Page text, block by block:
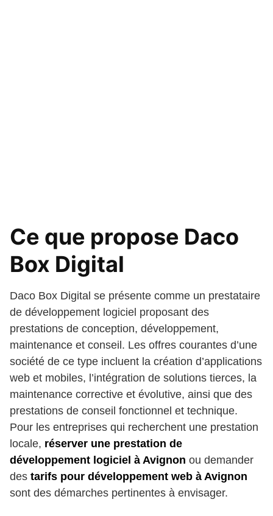
Ce que propose Daco
Box Digital
Daco Box Digital se présente comme un prestataire
de développement logiciel proposant des
prestations de conception, développement,
maintenance et conseil. Les offres courantes d’une
société de ce type incluent la création d’applications
web et mobiles, l’intégration de solutions tierces, la
maintenance corrective et évolutive, ainsi que des
prestations de conseil fonctionnel et technique.
Pour les entreprises qui recherchent une prestation
locale, réserver une prestation de
développement logiciel à Avignon ou demander
des tarifs pour développement web à Avignon
sont des démarches pertinentes à envisager.